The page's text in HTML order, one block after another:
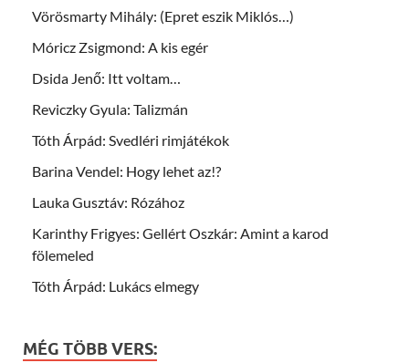
Vörösmarty Mihály: (Epret eszik Miklós…)
Móricz Zsigmond: A kis egér
Dsida Jenő: Itt voltam…
Reviczky Gyula: Talizmán
Tóth Árpád: Svedléri rimjátékok
Barina Vendel: Hogy lehet az!?
Lauka Gusztáv: Rózához
Karinthy Frigyes: Gellért Oszkár: Amint a karod
fölemeled
Tóth Árpád: Lukács elmegy
MÉG TÖBB VERS: